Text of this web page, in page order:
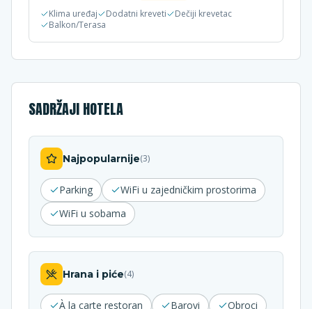
Klima uređaj
Dodatni kreveti
Dečiji krevetac
Balkon/Terasa
SADRŽAJI HOTELA
Najpopularnije(3)
Parking
WiFi u zajedničkim prostorima
WiFi u sobama
Hrana i piće(4)
À la carte restoran Barovi
Obroci